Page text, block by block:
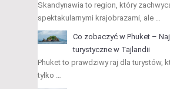
Skandynawia to region, który
spektakularnymi krajobrazami, ale …
Co zobaczyć w Phuket –
turystyczne w Tajlandii
Phuket to prawdziwy raj dla turystów,
tylko …